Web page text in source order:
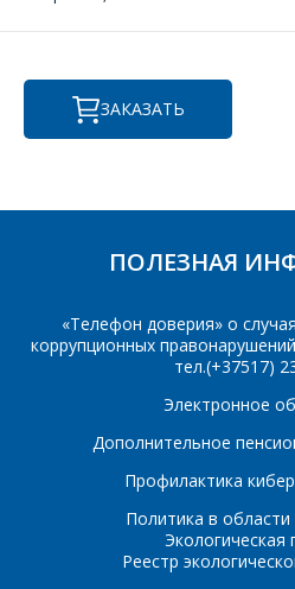
ПОИСК
ЗАКАЗАТЬ
ПОЛЕЗНАЯ
«Телефон доверия» о
коррупционных
тел.(+37517)
Электронное
Дополнительное
Профилактика
Политика в
Экологическая
Реестр
Телефон *
E-mail
Интересующий
услуга, их
Телефон
E-mail
Интересующий
услуга
Сообщение*